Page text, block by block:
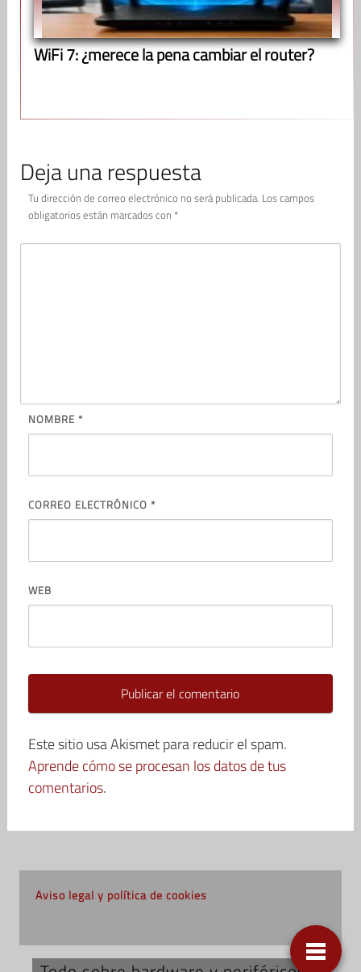
WiFi 7: ¿merece la pena cambiar el router?
Deja una respuesta
Tu dirección de correo electrónico no será publicada. Los campos
obligatorios están marcados con *
NOMBRE *
CORREO ELECTRÓNICO *
WEB
Este sitio usa Akismet para reducir el spam.
Aprende cómo se procesan los datos de tus
comentarios.
Aviso legal y política de cookies